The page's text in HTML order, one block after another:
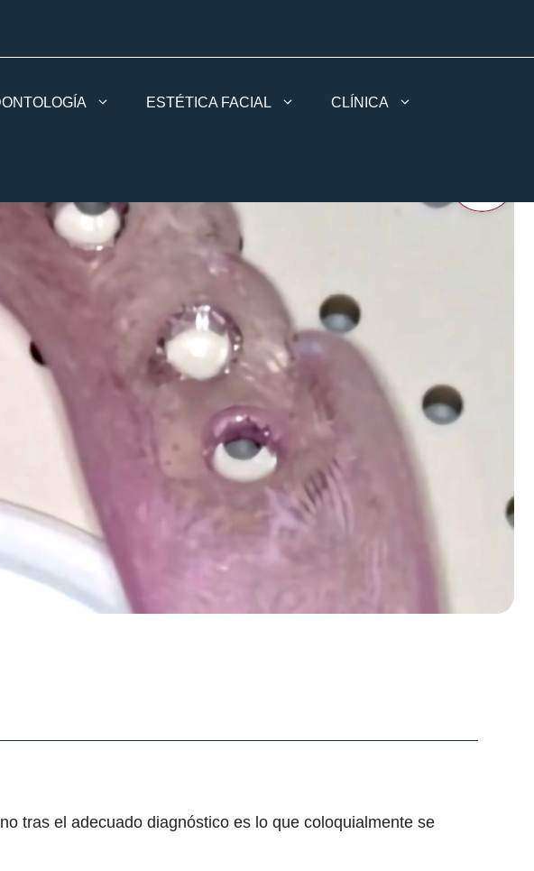
ESTÉTICA FACIAL CLÍNICA
tras el adecuado diagnóstico es lo que coloquialmente se